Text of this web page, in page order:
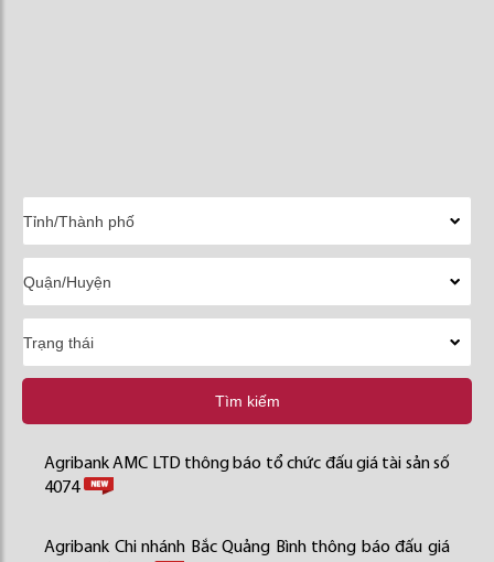
Tìm kiếm
Agribank AMC LTD thông báo tổ chức đấu giá tài sản số
4074
Agribank Chi nhánh Bắc Quảng Bình thông báo đấu giá